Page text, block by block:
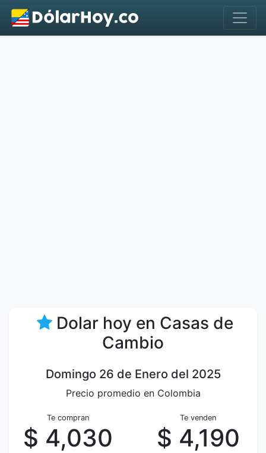
Dolar hoy en Casas de
Cambio
Domingo 26 de Enero del 2025
Precio promedio en Colombia
Te compran
$ 4,030
Te venden
$ 4,190